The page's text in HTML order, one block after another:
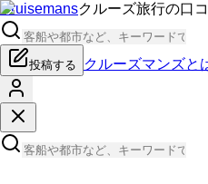
Cruisemansクルーズ旅行の口
投稿する クルーズマンズと